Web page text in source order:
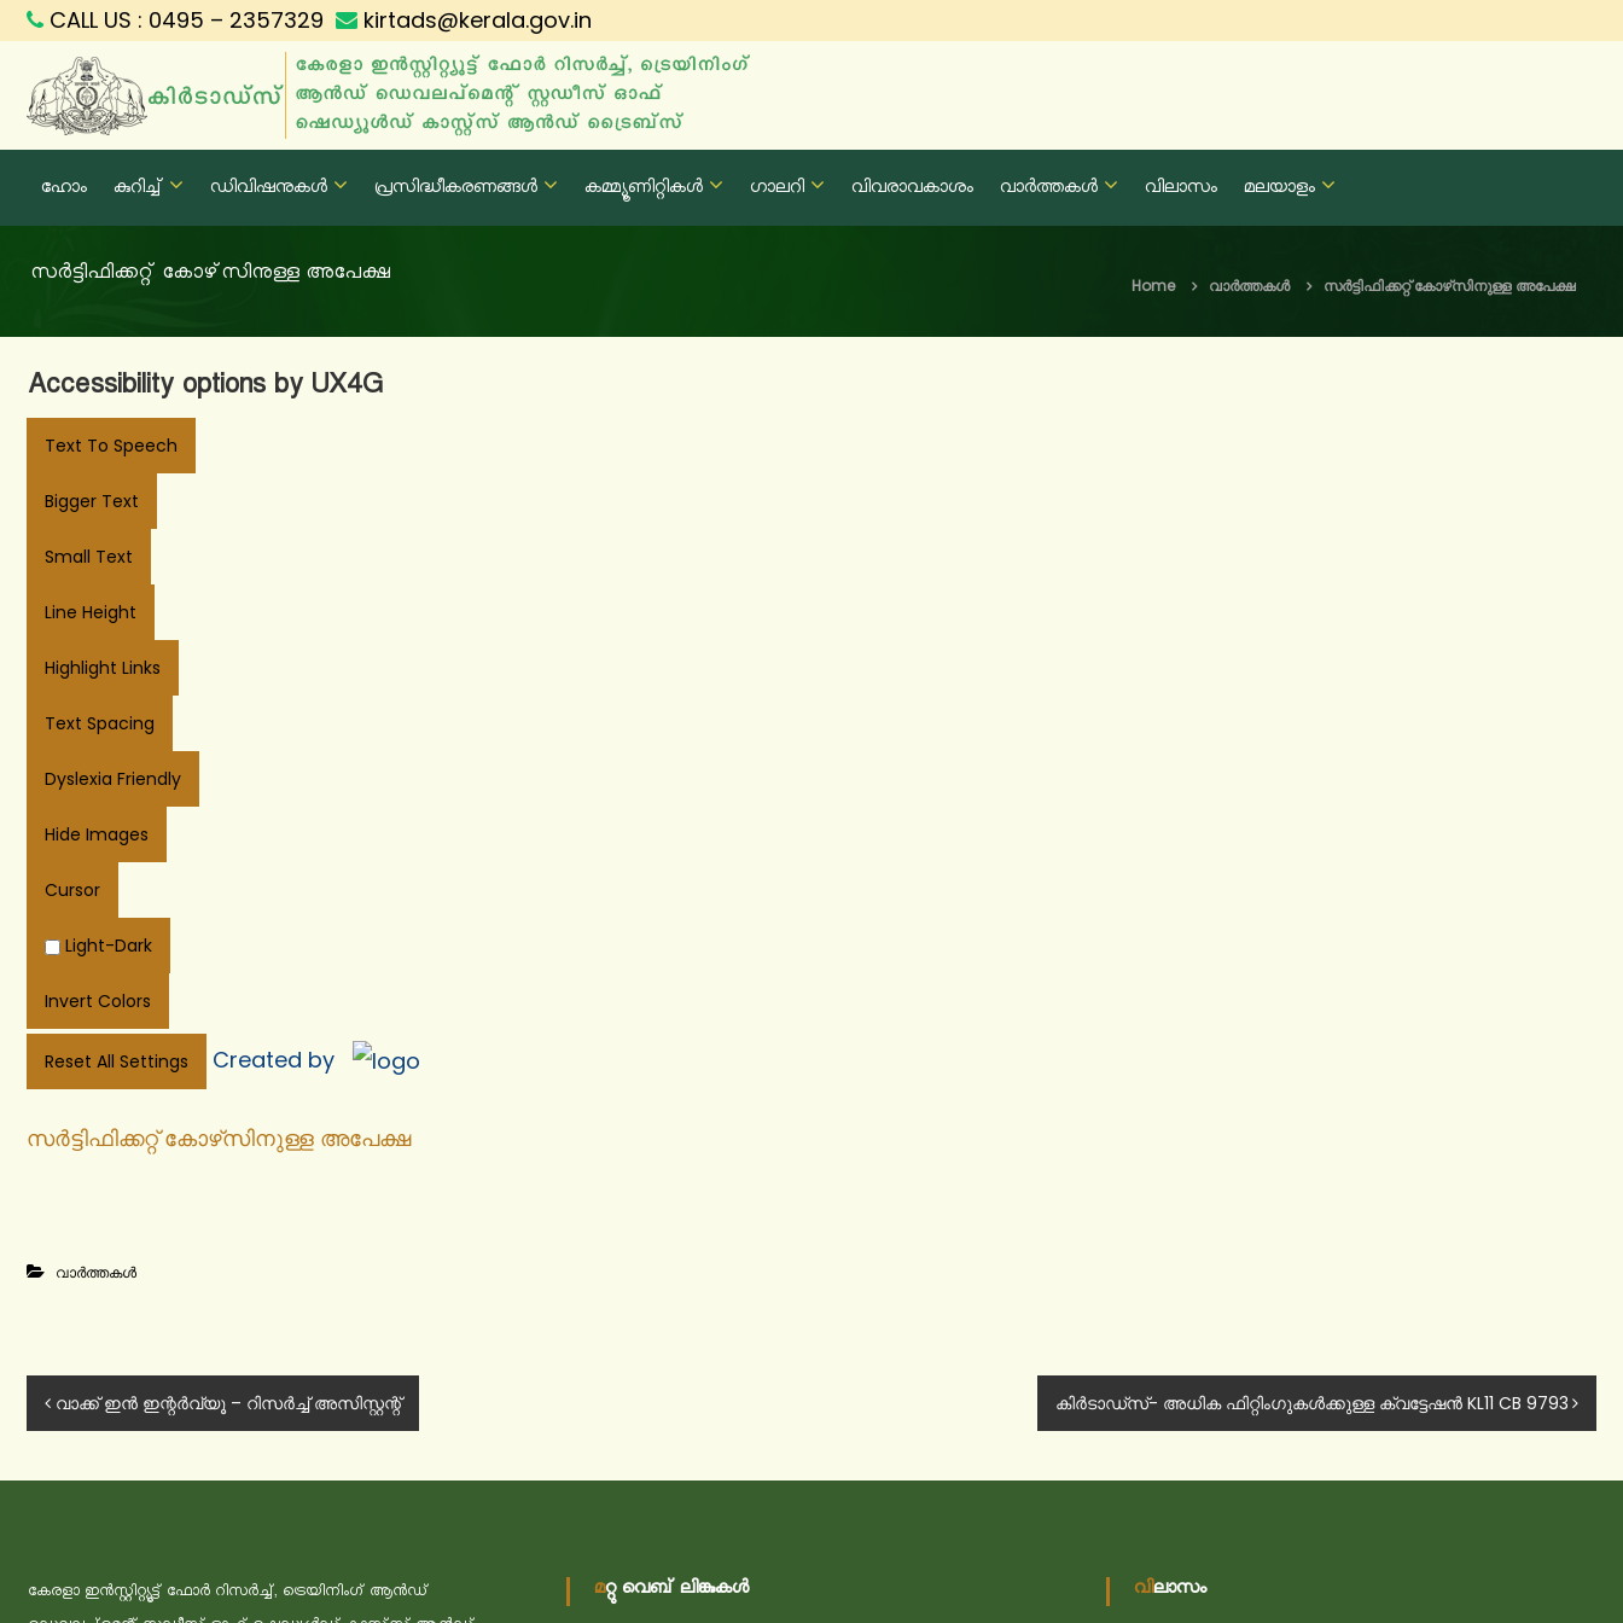
p
o
n
CALL US : 0495 – 2357329 kirtads@kerala.gov.in
k
i
t
a
s
ഹോം കുറിച്ച് ഡിവിഷനുകൾ പ്രസിദ്ധീകരണങ്ങൾ കമ്മ്യൂണിറ്റികൾ ഗാലറി വിവരാവകാശം വാർത്തകൾ വിലാസം മലയാളം
സ‍ർട്ടിഫിക്കറ്റ് കോഴ്‌സിനുള്ള അപേക്ഷ Home വാർത്തകൾ സ‍ർട്ടിഫിക്കറ്റ് കോഴ്‌സിനുള്ള അപേക്ഷ
Accessibility options by UX4G
Text To Speech
Bigger Text
Small Text
Line Height
Highlight Links
Text Spacing
Dyslexia Friendly
Hide Images
Cursor
Light-Dark
Invert Colors
Reset All Settings Created by
സ‍ർട്ടിഫിക്കറ്റ് കോഴ്‌സിനുള്ള അപേക്ഷ
വാർത്തകൾ
പോ
സ്റ്റു
വാക്ക് ഇൻ ഇന്റർവ്യൂ – റിസർച്ച് അസിസ്റ്റന്റ് കിർടാഡ്‌സ്- അധിക ഫിറ്റിംഗുകൾക്കുള്ള ക്വട്ടേഷൻ KL11 CB 9793
കേരളാ ഇന്‍സ്റ്റിറ്റ്യൂട്ട് ഫോര്‍ റിസര്‍ച്ച്, ട്രെയിനിംഗ് ആന്‍ഡ്
മറ്റു വെബ് ലിങ്കുകൾ വിലാസം